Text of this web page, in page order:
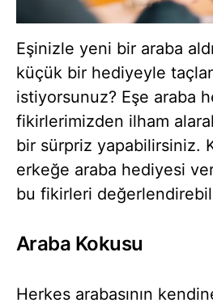
Eşinizle yeni bir araba
küçük bir hediyeyle
istiyorsunuz? Eşe araba
fikirlerimizden ilham
bir sürpriz yapabilirsiniz.
erkeğe araba hediyesi
bu fikirleri
Araba Kokusu
Herkes arabasının